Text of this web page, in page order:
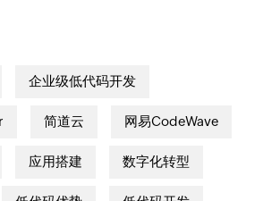
企业级低代码开发
简道云 网易CodeWave
应用搭建 数字化转型